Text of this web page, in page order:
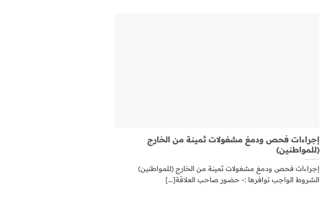
إجراءات فحص ودمغ مشغولات ثمينة من الخارج
(للمواطنين)
إجراءات فحص ودمغ مشغولات ثمينة من الخارج (للمواطنين)
الشروط الواجب توافرها :- حضور صاحب العلاقة[...]